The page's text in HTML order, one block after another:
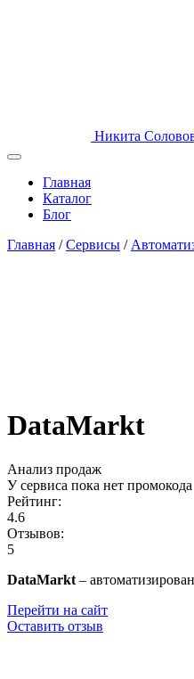
Никита
Главная
Каталог
Блог
Главная / Сервисы /
DataMarkt
Анализ продаж
У сервиса пока нет промокода
Рейтинг:
4.6
Отзывов:
5
DataMarkt –
Перейти на сайт
Оставить отзыв